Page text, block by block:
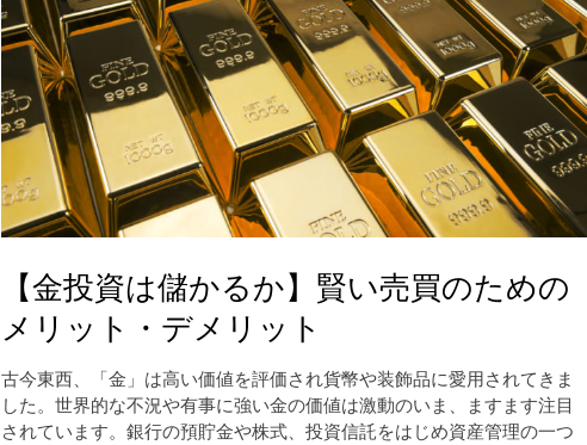
【金投資は儲かるか】賢い売買のための
メリット・デメリット
古今東西、「金」は高い価値を評価され貨幣や装飾品に愛用されてきま
した。世界的な不況や有事に強い金の価値は激動のいま、ますます注目
されています。銀行の預貯金や株式、投資信託をはじめ資産管理の一つ